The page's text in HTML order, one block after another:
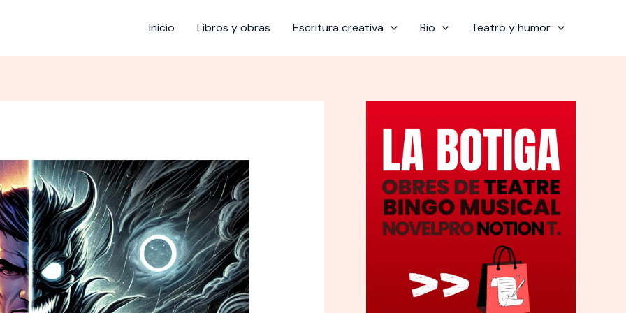
Inicio Libros y obras Escritura creativa Bio Teatro y humor